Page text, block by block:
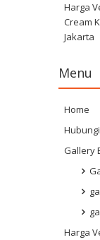
Harga
Cream
Jakarta
Menu
Home
Gallery
Harga